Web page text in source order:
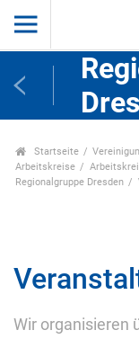
Startseite
Arbeitskreise
Regionalgruppe Dresden
Wir organisieren